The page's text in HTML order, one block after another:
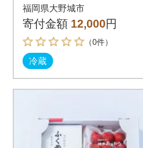
う」&ふくや「味の明
太子」(小)(大野城市)
福岡県大野城市
寄付金額 12,000円
（0件）
冷蔵